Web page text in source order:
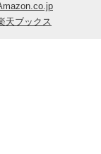
天ブックス